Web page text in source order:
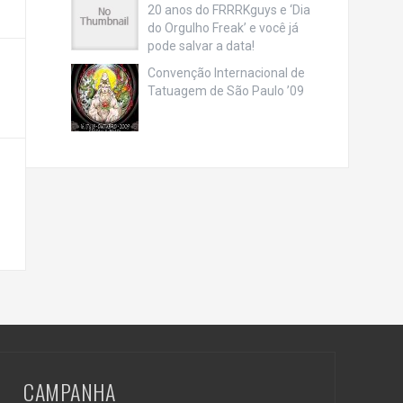
20 anos do FRRRKguys e ‘Dia
do Orgulho Freak’ e você já
pode salvar a data!
Convenção Internacional de
Tatuagem de São Paulo ’09
CAMPANHA